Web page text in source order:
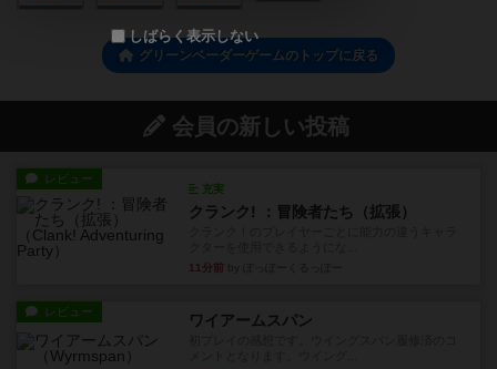
グリーンベーダーゲームのトップに戻る
会員の新しい投稿
レビュー
充実
クランク! ：冒険者たち（拡張）
11分前
レビュー ワイアームスパン
しばらく表示しない